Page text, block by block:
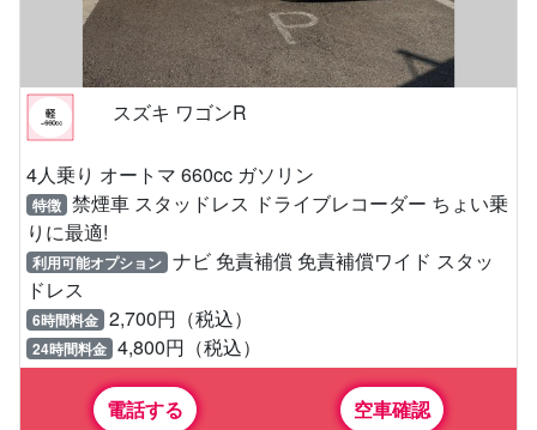
スズキ ワゴンR
4人乗り オートマ 660cc ガソリン
特徴 禁煙車 スタッドレス ドライブレコーダー ちょい乗
りに最適!
利用可能オプション ナビ 免責補償 免責補償ワイド スタッ
ドレス
6時間料金 2,700円（税込）
24時間料金 4,800円（税込）
電話する 空車確認